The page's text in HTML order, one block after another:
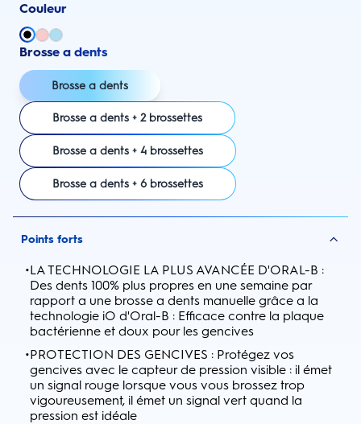
Couleur
Brosse a dents
Brosse a dents
Brosse a dents + 2 brossettes
Brosse a dents + 4 brossettes
Brosse a dents + 6 brossettes
Points forts
•LA TECHNOLOGIE LA PLUS AVANCÉE D'ORAL-B :
Des dents 100% plus propres en une semaine par
rapport a une brosse a dents manuelle grâce a la
technologie iO d'Oral-B : Efficace contre la plaque
bactérienne et doux pour les gencives
•PROTECTION DES GENCIVES : Protégez vos
gencives avec le capteur de pression visible : il émet
un signal rouge lorsque vous vous brossez trop
vigoureusement, il émet un signal vert quand la
pression est idéale